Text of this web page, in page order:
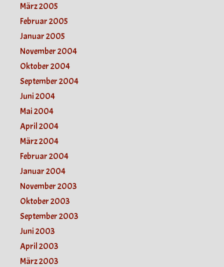
März 2005
Februar 2005
Januar 2005
November 2004
Oktober 2004
September 2004
Juni 2004
Mai 2004
April 2004
März 2004
Februar 2004
Januar 2004
November 2003
Oktober 2003
September 2003
Juni 2003
April 2003
März 2003